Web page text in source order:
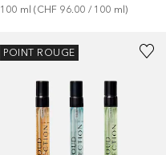
100 ml (CHF 96.00 / 100 ml)
POINT ROUGE